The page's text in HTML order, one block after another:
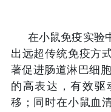
在小鼠免疫实验
出远超传统免疫方
著促进肠道淋巴细
的高表达，有效驱
移；同时在小鼠血